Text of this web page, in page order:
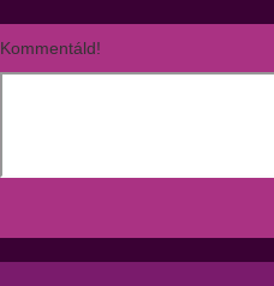
Kommentáld!